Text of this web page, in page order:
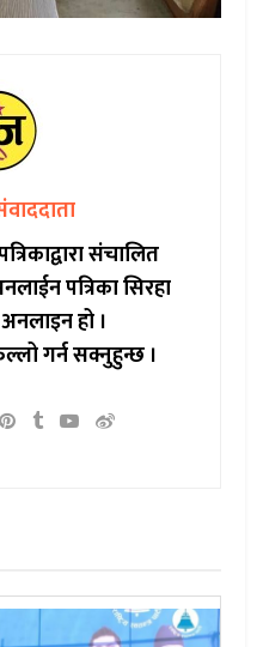
संचालित
पत्रिका सिरहा
हो ।
गर्न सक्नुहुन्छ ।